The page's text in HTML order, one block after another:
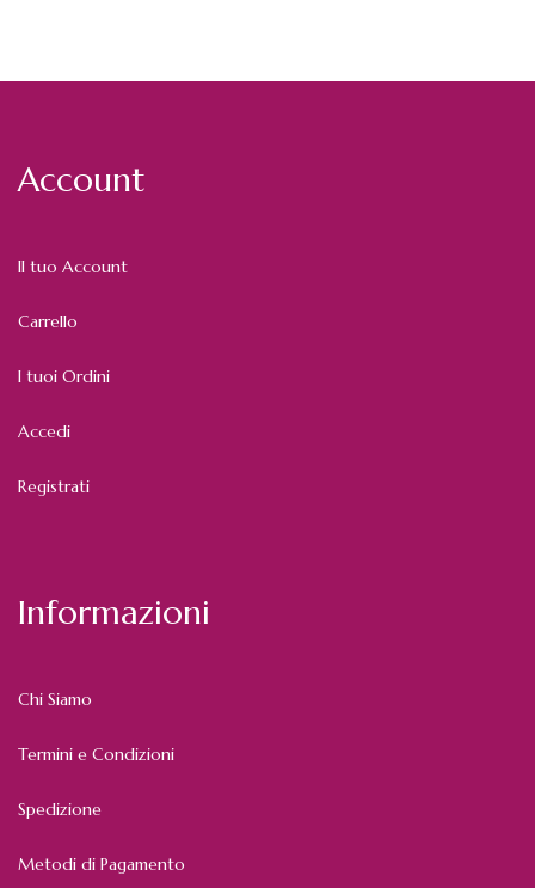
Account
Il tuo Account
Carrello
I tuoi Ordini
Accedi
Registrati
Informazioni
Chi Siamo
Termini e Condizioni
Spedizione
Metodi di Pagamento